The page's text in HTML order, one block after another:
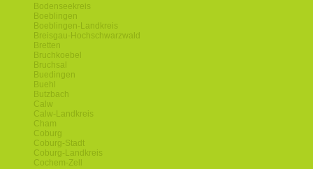
Bodenseekreis
Boeblingen
Boeblingen-Landkreis
Breisgau-Hochschwarzwald
Bretten
Bruchkoebel
Bruchsal
Buedingen
Buehl
Butzbach
Calw
Calw-Landkreis
Cham
Coburg
Coburg-Stadt
Coburg-Landkreis
Cochem-Zell